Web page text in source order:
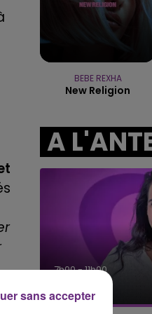
16h00 -
LE WEEK-END
BEBE REXHA
New Religion
A
7h00 - 11h00
sans accepter